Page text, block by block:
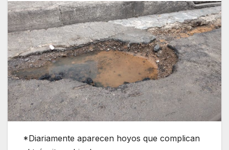
*Diariamente aparecen hoyos que complican